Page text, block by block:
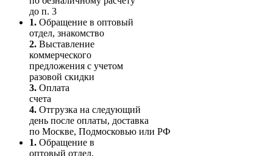
до п. 3
1. Обращение в оптовый
отдел, знакомство
2. Выставление
коммерческого
предложения с учетом
разовой скидки
3. Оплата
счета
4. Отгрузка на следующий
день после оплаты, доставка
по Москве, Подмосковью или РФ
1. Обращение в
оптовый отдел,